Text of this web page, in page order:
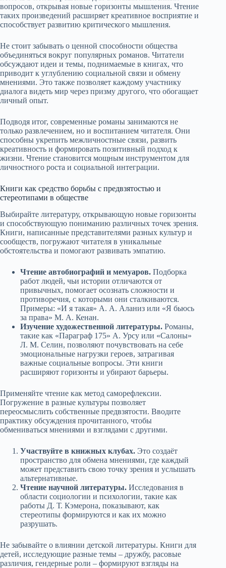
вопросов, открывая новые горизонты мышления. Чтение
таких произведений расширяет креативное восприятие и
способствует развитию критического мышления.
Не стоит забывать о ценной способности общества
объединяться вокруг популярных романов. Читатели
обсуждают идеи и темы, поднимаемые в книгах, что
приводит к углублению социальной связи и обмену
мнениями. Это также позволяет каждому участнику
диалога видеть мир через призму другого, что обогащает
личный опыт.
Подводя итог, современные романы занимаются не
только развлечением, но и воспитанием читателя. Они
способны укрепить межличностные связи, развить
креативность и формировать позитивный подход к
жизни. Чтение становится мощным инструментом для
личностного роста и социальной интеграции.
Книги как средство борьбы с предвзятостью и
стереотипами в обществе
Выбирайте литературу, открывающую новые горизонты
и способствующую пониманию различных точек зрения.
Книги, написанные представителями разных культур и
сообществ, погружают читателя в уникальные
обстоятельства и помогают развивать эмпатию.
Чтение автобиографий и мемуаров. Подборка
работ людей, чьи истории отличаются от
привычных, помогает осознать сложности и
противоречия, с которыми они сталкиваются.
Примеры: «И я такая» А. А. Аланиз или «Я бьюсь
за права» М. А. Кенан.
Изучение художественной литературы. Романы,
такие как «Параграф 175» А. Урсу или «Салоны»
Л. М. Селин, позволяют почувствовать на себе
эмоциональные нагрузки героев, затрагивая
важные социальные вопросы. Эти книги
расширяют горизонты и убирают барьеры.
Применяйте чтение как метод саморефлексии.
Погружение в разные культуры позволяет
переосмыслить собственные предвзятости. Вводите
практику обсуждения прочитанного, чтобы
обмениваться мнениями и взглядами с другими.
Участвуйте в книжных клубах. Это создаёт
пространство для обмена мнениями, где каждый
может представить свою точку зрения и услышать
альтернативные.
Чтение научной литературы. Исследования в
области социологии и психологии, такие как
работы Д. Т. Кэмерона, показывают, как
стереотипы формируются и как их можно
разрушать.
Не забывайте о влиянии детской литературы. Книги для
детей, исследующие разные темы – дружбу, расовые
различия, гендерные роли – формируют взгляды на